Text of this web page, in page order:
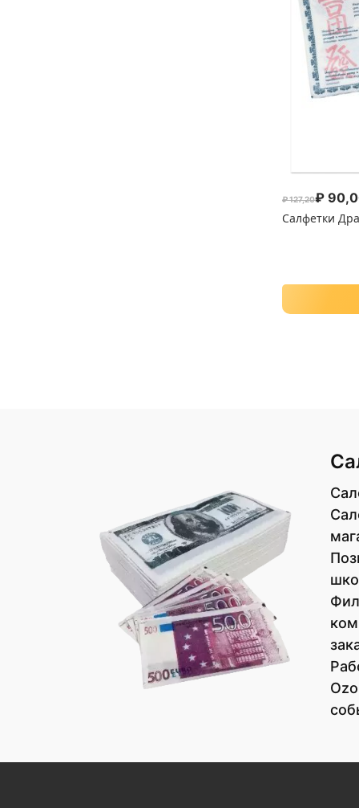
₽127,20₽
Текущая
Салфетки